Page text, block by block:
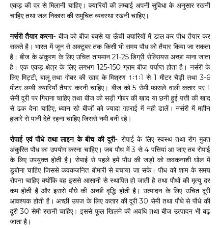
एकड़ की दर से मिलानी चाहिए। क्यारियों की लम्बाई अपनी सुविधा के अनुसार रखनी
चाहिए तथा जल निकास की समुचित व्यवस्था रखनी चाहिए।
नर्सरी तैयार करना- बीज को बीज बक्से या ऊँची क्यारियों में डाल कर पौध तैयार कर
सकते है। भारत में जून से अक्टूबर तक किसी भी समय पौध को तैयार किया जा सकता
है। बीज के अंकुरण के लिए उचित तापमान 21-25 डिग्री सेल्सियस अच्छा माना जाता
है। एक एकड़ क्षेत्र के लिए लगभग 125-150 ग्राम बीज पर्याप्त होता है। नर्सरी के
लिए मिट्टी, बालू तथा गोबर की खाद के मिश्रण 1ः1ः1 से 1 मीटर चैड़ी तथा 3-6
मीटर लम्बी क्यारियाँ तैयार करनी चाहिए। बीज को 5 सेमी फासले वाली कतार पर 1
सेमी दूरी पर गिराना चाहिए तथा बीज को सड़ी गोबर की खाद या छनी हुई पत्ती की खाद
से ढक देना चाहिए, ध्यान रहे बीजों को ज्यादा गहराई में नही डालें। नर्सरी में महीन
हजारे से पानी देते रहना चाहिए जिससे नमी बनी रहे।
रोपाई एवं पौधे तथा लाइन के बीच की दूरी- रोपाई के लिए स्वस्थ तथा रोग मुक्त
अंकुरित पौध का उपयोग करना चाहिए। जब पौध में 3 से 4 पत्तियां आ जाए तब रोपाई
के लिए उपयुक्त होती है। रोपाई से पहले हमें पौध की जड़ों को कवकनाशी घोल में
डुबोना चाहिए जिससे कवकजनित बीमारी से बचाया जा सके। पौध को शाम के समय
रोपना चाहिए क्योंकि वह इससे आसानी से स्थापित हो जाती है तथा पौधों की मृत्यु दर
कम होती है और इससे पौधे की अच्छी वृद्धि होती है। उत्पादन के लिए उचित दूरी
आवश्यक होती है। अच्छी उपज के लिए कतार की दूरी 30 सेमी तथा पौधे से पौधे की
दूरी 30 सेमी रखनी चाहिए। इससे फूल खिलने की अवधि तथा बीज उत्पादन भी बढ़
जाता है।